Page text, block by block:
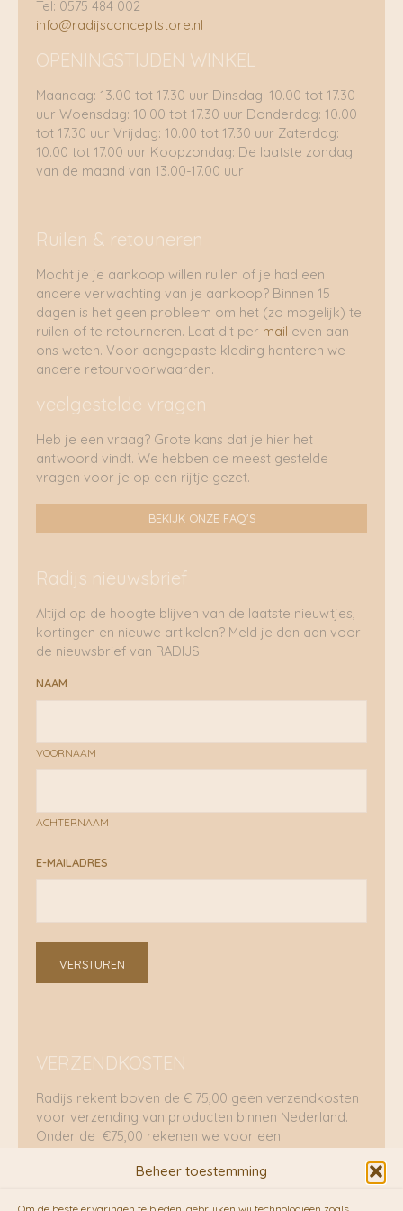
Beheer toestemming
Tel: 0575 484 002
info@radijsconceptstore.nl
OPENINGSTIJDEN WINKEL
Maandag: 13.00 tot 17.30 uur Dinsdag: 10.00 tot 17.30
uur Woensdag: 10.00 tot 17.30 uur Donderdag: 10.00
tot 17.30 uur Vrijdag: 10.00 tot 17.30 uur Zaterdag:
10.00 tot 17.00 uur Koopzondag: De laatste zondag
van de maand van 13.00-17.00 uur
Ruilen & retouneren
Mocht je je aankoop willen ruilen of je had een
andere verwachting van je aankoop? Binnen 15
dagen is het geen probleem om het (zo mogelijk) te
ruilen of te retourneren. Laat dit per mail even aan
ons weten. Voor aangepaste kleding hanteren we
andere retourvoorwaarden.
veelgestelde vragen
Heb je een vraag? Grote kans dat je hier het
antwoord vindt. We hebben de meest gestelde
vragen voor je op een rijtje gezet.
BEKIJK ONZE FAQ'S
Radijs nieuwsbrief
Altijd op de hoogte blijven van de laatste nieuwtjes,
kortingen en nieuwe artikelen? Meld je dan aan voor
de nieuwsbrief van RADIJS!
NAAM
VOORNAAM
ACHTERNAAM
E-MAILADRES
VERSTUREN
VERZENDKOSTEN
Radijs rekent boven de € 75,00 geen verzendkosten
voor verzending van producten binnen Nederland.
Onder de €75,00 rekenen we voor een